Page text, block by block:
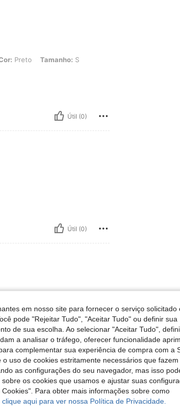
S
Preto Tamanho: S
Útil (0)
Útil (0)
Útil (0)
em nosso site para fornecer o serviço solicitado
pode "Rejeitar Tudo", "Aceitar Tudo" ou definir sua
de sua escolha. Ao selecionar "Aceitar Tudo",
a analisar o tráfego, oferecer funcionalidade
complementar sua experiência de compra com a
uso de cookies estritamente necessários que
as configurações do seu navegador, mas isso
os cookies que usamos e ajustar suas
Para obter mais informações sobre como
clique aqui para ver nossa Política de Privacidade.